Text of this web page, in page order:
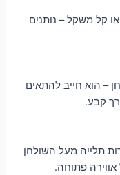
קל משקל – נותנים
– הוא חייב להתאים
קבע.
תלייה מעל השולחן
פתוחה.